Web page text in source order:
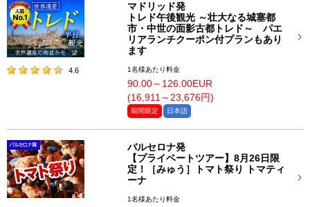
4.6
マドリッド発
トレド午後観光 ～壮大なる城塞都
市・中世の面影古都トレド～ パエ
リアランチクーポン付プランもあり
ます
1名様あたり料金
90.00～126.00EUR
(16,911～23,676円)
期間限定 日本語
バルセロナ発
【プライベートツアー】8月26日限
定！［みゅう］トマト祭り トマティ
ーナ
1名様あたり料金